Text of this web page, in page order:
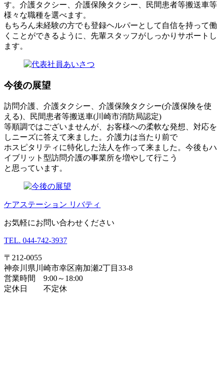
す。介護タクシー、介護保険タクシー、民間患者等搬送車等
様々な職種を選べます。
もちろん未経験の方でも登録ヘルパーとして自信を持って働
くことができるように、先輩スタッフがしっかりサポートし
ます。
今後の展望
訪問介護、介護タクシー、介護保険タクシー(介護保険を使
える)、民間患者等搬送車(川崎市消防局認定)
等順調ではございませんが、お客様への柔軟な発想、対応を
しニーズに答えて来ました。介護力は当たり前で
ホスピタリティに特化した法人を作って来ました。今後もハ
イブリット型訪問介護の事業所を増やして行こう
と思っています。
ケアステーション リバティ
お気軽にお問い合わせください
TEL. 044-742-3937
〒212-0055
神奈川県川崎市幸区南加瀬2丁目33-8
営業時間 9:00～18:00
定休日 不定休